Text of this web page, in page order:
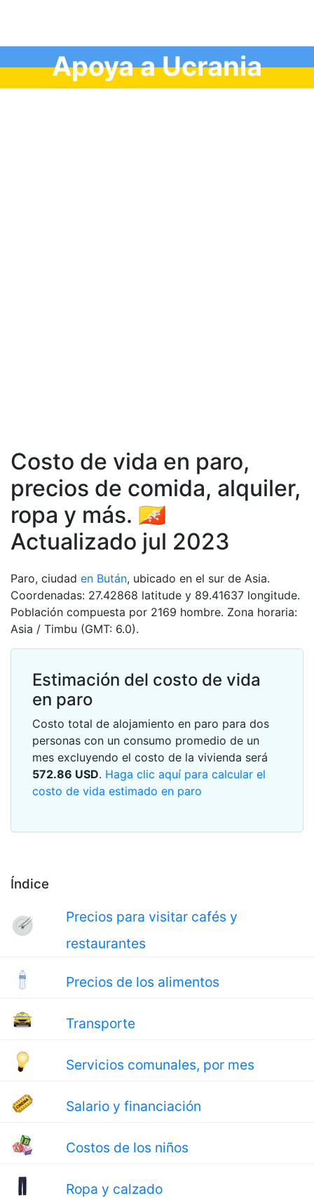
Apoya a Ucrania
Costo de vida en paro,
precios de comida, аlquiler,
ropa y más. 🇧🇹
Actualizado jul 2023
Índice
Precios para visitar cafés y
restaurantes
Precios de los alimentos
Transporte
Servicios comunales, por mes
Salario y financiación
Costos de los niños
Ropa y calzado
Paro, ciudad en Bután, ubicado en el sur de Asia.
Coordenadas: 27.42868 latitude y 89.41637 longitude.
Población compuesta por 2169 hombre. Zona horaria:
Asia / Timbu (GMT: 6.0).
Estimación del costo de vida
en paro
Costo total de alojamiento en paro para dos
personas con un consumo promedio de un
mes excluyendo el costo de la vivienda será
572.86 USD. Haga clic aquí para calcular el
costo de vida estimado en paro